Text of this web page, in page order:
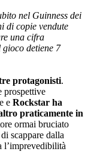
nel Guinness dei
di copie vendute
una cifra
detiene 7
protagonisti.
prospettive
e Rockstar ha
praticamente in
ormai bruciato
scappare dalla
l’imprevedibilità